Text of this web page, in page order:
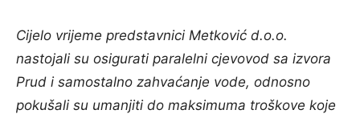
Cijelo vrijeme predstavnici Metković d.o.o.
nastojali su osigurati paralelni cjevovod sa izvora
Prud i samostalno zahvaćanje vode, odnosno
pokušali su umanjiti do maksimuma troškove koje